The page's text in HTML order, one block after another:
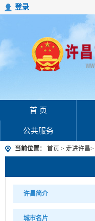
登录
首 页
公共服务
当前位置： 首页 > 走进许昌>
许昌简介
城市名片